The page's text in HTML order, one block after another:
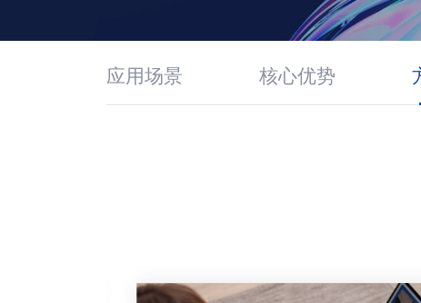
应用场景 核心优势